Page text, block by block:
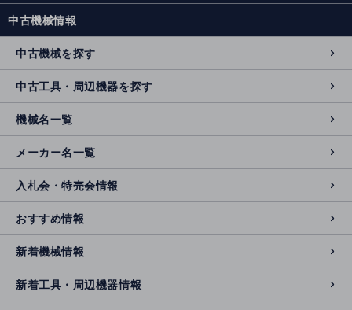
中古機械情報
中古機械を探す
中古工具・周辺機器を探す
機械名一覧
メーカー名一覧
入札会・特売会情報
おすすめ情報
新着機械情報
新着工具・周辺機器情報